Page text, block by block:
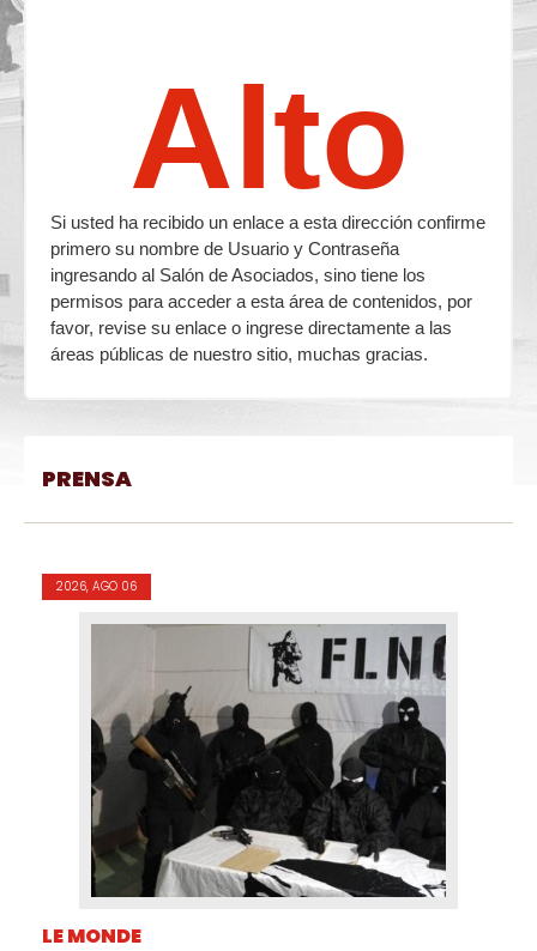
Alto
Si usted ha recibido un enlace a esta dirección confirme
primero su nombre de Usuario y Contraseña
ingresando al Salón de Asociados, sino tiene los
permisos para acceder a esta área de contenidos, por
favor, revise su enlace o ingrese directamente a las
áreas públicas de nuestro sitio, muchas gracias.
PRENSA
2026, AGO 06
LE MONDE